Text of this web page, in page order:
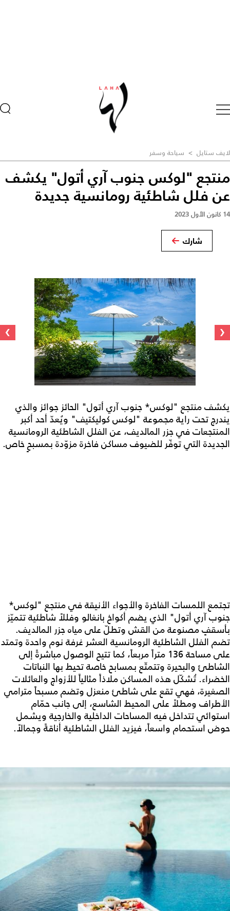
لايف ستايل > سياحة وسفر
منتجع "لوكس جنوب آري أتول" يكشف
عن فلل شاطئية رومانسية جديدة
14 كانون الأول 2023
شارك
‹
›
يكشف منتجع "لوكس* جنوب آري أتول" الحائز جوائز والذي
يندرج تحت راية مجموعة "لوكس كوليكتيف" ويُعدّ أحد أكبر
المنتجعات في جزر المالديف، عن الفلل الشاطئية الرومانسية
الجديدة التي توفّر للضيوف مساكن فاخرة مزوّدة بمسبحٍ خاص.
تجتمع اللمسات الفاخرة والأجواء الأنيقة في منتجع "لوكس*
جنوب آري أتول" الذي يضم أكواخ بانغالو وفللاً شاطئية تتميّز
بأسقفٍ مصنوعة من القش وتطلّ على مياه جزر المالديف.
تضم الفلل الشاطئية الرومانسية العشر غرفة نوم واحدة وتمتد
على مساحة 136 متراً مربعاً، كما تتيح الوصول مباشرةً إلى
الشاطئ والبحيرة وتتمتّع بمسابح خاصة تحيط بها النباتات
الخضراء. تُشكّل هذه المساكن ملاذاً مثالياً للأزواج والعائلات
الصغيرة، فهي تقع على شاطئ منعزل وتضم مسبحاً مترامي
الأطراف ومطلاً على المحيط الشاسع، إلى جانب حمّام
استوائي تتداخل فيه المساحات الداخلية والخارجية ويشمل
حوض استحمام واسعاً، فيزيد الفلل الشاطئية أناقةً وجمالاً.